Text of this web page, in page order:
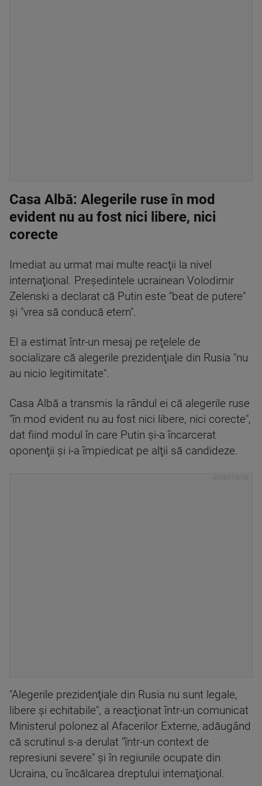
Casa Albă: Alegerile ruse în mod
evident nu au fost nici libere, nici
corecte
Imediat au urmat mai multe reacţii la nivel
internaţional. Preşedintele ucrainean Volodimir
Zelenski a declarat că Putin este "beat de putere"
şi "vrea să conducă etern".
El a estimat într-un mesaj pe reţelele de
socializare că alegerile prezidenţiale din Rusia "nu
au nicio legitimitate".
Casa Albă a transmis la rândul ei că alegerile ruse
"în mod evident nu au fost nici libere, nici corecte",
dat fiind modul în care Putin şi-a încarcerat
oponenţii şi i-a împiedicat pe alţii să candideze.
"Alegerile prezidenţiale din Rusia nu sunt legale,
libere şi echitabile", a reacţionat într-un comunicat
Ministerul polonez al Afacerilor Externe, adăugând
că scrutinul s-a derulat "într-un context de
represiuni severe" şi în regiunile ocupate din
Ucraina, cu încălcarea dreptului internaţional.